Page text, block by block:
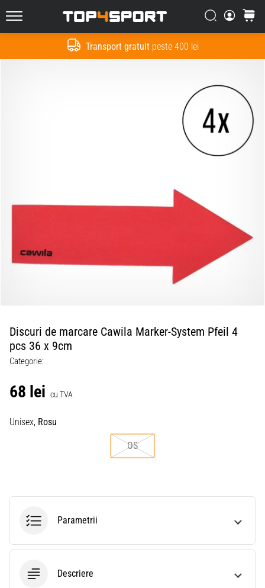
Transport gratuitpeste 400 lei
Top4Sport.ro Căutare
Cos
Discuri de marcare Cawila Marker-System Pfeil 4
pcs 36 x 9cm
Categorie:
68 lei cu TVA
Unisex, Rosu
OS
Parametrii
Descriere